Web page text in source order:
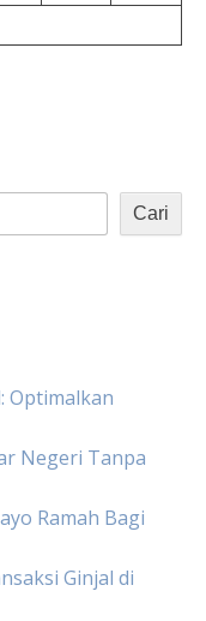
Cari
Optimalkan
Negeri Tanpa
Ramah Bagi
Ginjal di